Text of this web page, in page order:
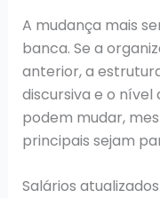
A mudança mais
banca. Se a
anterior, a
discursiva e o
podem mudar,
principais sejam
Salários